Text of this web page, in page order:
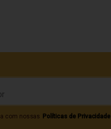
com nossas Políticas de Privacidade